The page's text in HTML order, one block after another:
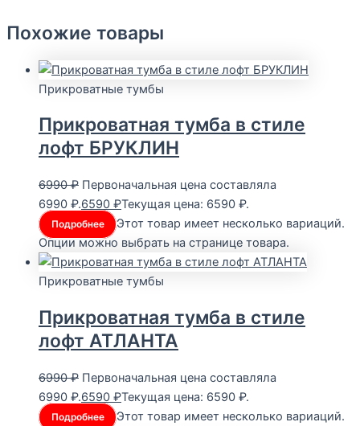
Похожие товары
Прикроватные тумбы
Прикроватная тумба в стиле
лофт БРУКЛИН
6990₽ Первоначальная цена составляла
6990 ₽.6590 ₽Текущая цена: 6590 ₽.
Подробнее
Этот товар имеет несколько вариаций.
Опции можно выбрать на странице товара.
Прикроватные тумбы
Прикроватная тумба в стиле
лофт АТЛАНТА
6990₽ Первоначальная цена составляла
6990 ₽.6590 ₽Текущая цена: 6590 ₽.
Подробнее
Этот товар имеет несколько вариаций.